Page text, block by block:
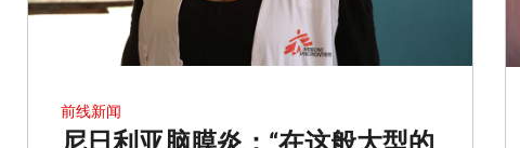
前线新闻